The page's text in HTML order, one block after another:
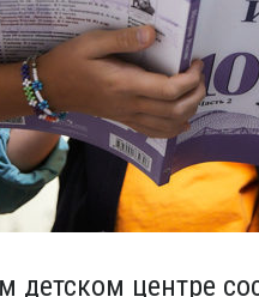
детском центре